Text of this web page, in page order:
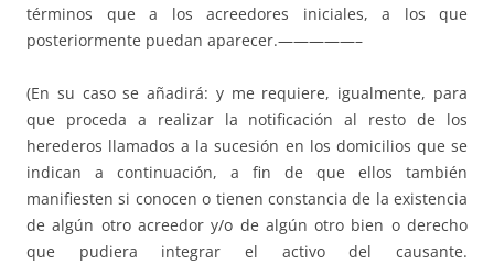
términos que a los acreedores iniciales, a los que
posteriormente puedan aparecer.—————–
(En su caso se añadirá: y me requiere, igualmente, para
que proceda a realizar la notificación al resto de los
herederos llamados a la sucesión en los domicilios que se
indican a continuación, a fin de que ellos también
manifiesten si conocen o tienen constancia de la existencia
de algún otro acreedor y/o de algún otro bien o derecho
que pudiera integrar el activo del causante.